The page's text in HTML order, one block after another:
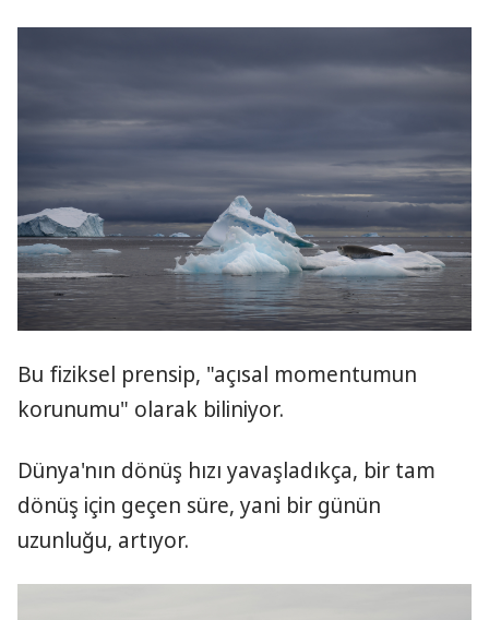
Bu fiziksel prensip, "açısal momentumun
korunumu" olarak biliniyor.
Dünya'nın dönüş hızı yavaşladıkça, bir tam
dönüş için geçen süre, yani bir günün
uzunluğu, artıyor.